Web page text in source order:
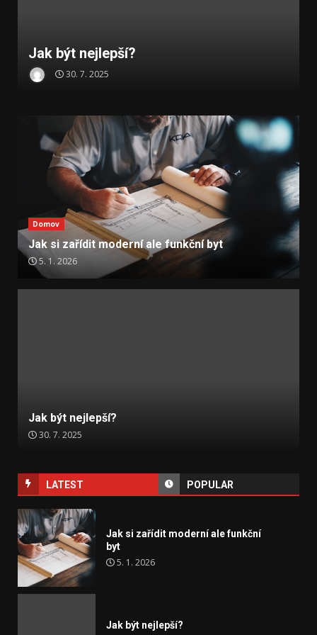
Jak být nejlepší?
30. 7. 2025
LATEST POPULAR
Jak si zařídit moderní ale funkční
byt
5. 1. 2026
Jak být nejlepší?
Domov
Jak si zařídit moderní ale funkční byt
5. 1. 2026
Jak být nejlepší?
30. 7. 2025